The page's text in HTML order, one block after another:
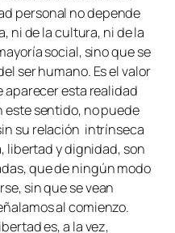
personal no depende
ni de la cultura, ni de la
social, sino que se
ser humano. Es el valor
aparecer esta realidad
este sentido, no puede
su relación intrínseca
libertad y dignidad, son
que de ningún modo
sin que se vean
al comienzo.
es, a la vez,